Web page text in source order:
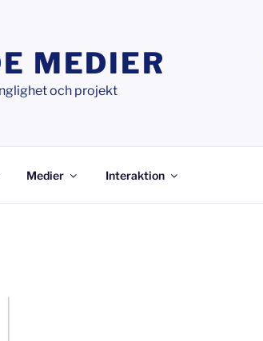
MEDIER
och projekt
Medier Interaktion